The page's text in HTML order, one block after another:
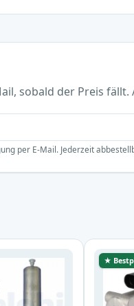
sobald der Preis fällt.
per E-Mail. Jederzeit
★